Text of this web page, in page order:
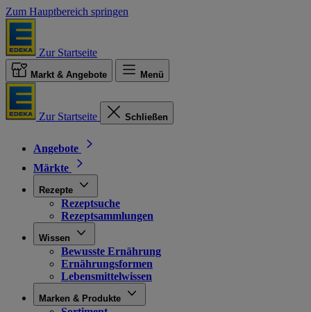
Zum Hauptbereich springen
Zur Startseite
Markt & Angebote Menü
Zur Startseite Schließen
Angebote
Märkte
Rezepte
Rezeptsuche
Rezeptsammlungen
Wissen
Bewusste Ernährung
Ernährungsformen
Lebensmittelwissen
Marken & Produkte